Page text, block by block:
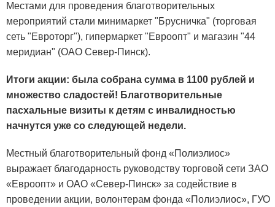
Местами для проведения благотворительных
мероприятий стали минимаркет "Брусничка" (торговая
сеть "Евроторг"), гипермаркет "Евроопт" и магазин "44
меридиан" (ОАО Север-Пинск).
Итоги акции: была собрана сумма в 1100 рублей и
множество сладостей! Благотворительные
пасхальные визиты к детям с инвалидностью
начнутся уже со следующей недели.
Местный благотворительный фонд «Полиэлиос»
выражает благодарность руководству торговой сети ЗАО
«Евроопт» и ОАО «Север-Пинск» за содействие в
проведении акции, волонтерам фонда «Полиэлиос», ГУО